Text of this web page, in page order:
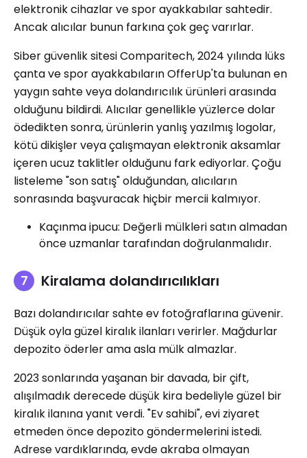
elektronik cihazlar ve spor ayakkabılar sahtedir.
Ancak alıcılar bunun farkına çok geç varırlar.
Siber güvenlik sitesi Comparitech, 2024 yılında lüks
çanta ve spor ayakkabıların OfferUp'ta bulunan en
yaygın sahte veya dolandırıcılık ürünleri arasında
olduğunu bildirdi. Alıcılar genellikle yüzlerce dolar
ödedikten sonra, ürünlerin yanlış yazılmış logolar,
kötü dikişler veya çalışmayan elektronik aksamlar
içeren ucuz taklitler olduğunu fark ediyorlar. Çoğu
listeleme "son satış" olduğundan, alıcıların
sonrasında başvuracak hiçbir mercii kalmıyor.
Kaçınma ipucu: Değerli mülkleri satın almadan
önce uzmanlar tarafından doğrulanmalıdır.
Kiralama dolandırıcılıkları
Bazı dolandırıcılar sahte ev fotoğraflarına güvenir.
Düşük oyla güzel kiralık ilanları verirler. Mağdurlar
depozito öderler ama asla mülk almazlar.
2023 sonlarında yaşanan bir davada, bir çift,
alışılmadık derecede düşük kira bedeliyle güzel bir
kiralık ilanına yanıt verdi. "Ev sahibi", evi ziyaret
etmeden önce depozito göndermelerini istedi.
Adrese vardıklarında, evde akraba olmayan